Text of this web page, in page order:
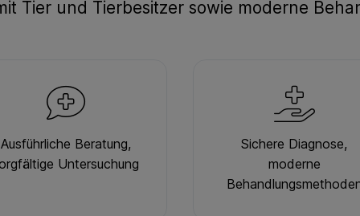
Tier und Tierbesitzer sowie moderne
Ausführliche Beratung,
Untersuchung
Sichere Diagnose,
moderne